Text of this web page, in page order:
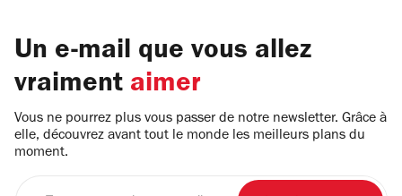
Un e-mail que vous allez
vraiment aimer
Vous ne pourrez plus vous passer de notre newsletter. Grâce à
elle, découvrez avant tout le monde les meilleurs plans du
moment.